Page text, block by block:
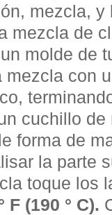
mezcla, y
mezcla de
molde de
con
cuchillo
forma de
la parte
toque los
(190 ° C).